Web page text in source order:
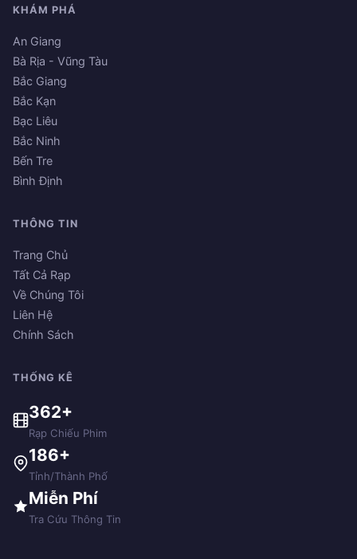
KHÁM PHÁ
An Giang
Bà Rịa - Vũng Tàu
Bắc Giang
Bắc Kạn
Bạc Liêu
Bắc Ninh
Bến Tre
Bình Định
THÔNG TIN
Trang Chủ
Tất Cả Rạp
Về Chúng Tôi
Liên Hệ
Chính Sách
THỐNG KÊ
362+
Rạp Chiếu Phim
186+
Tỉnh/Thành Phố
Miễn Phí
Tra Cứu Thông Tin